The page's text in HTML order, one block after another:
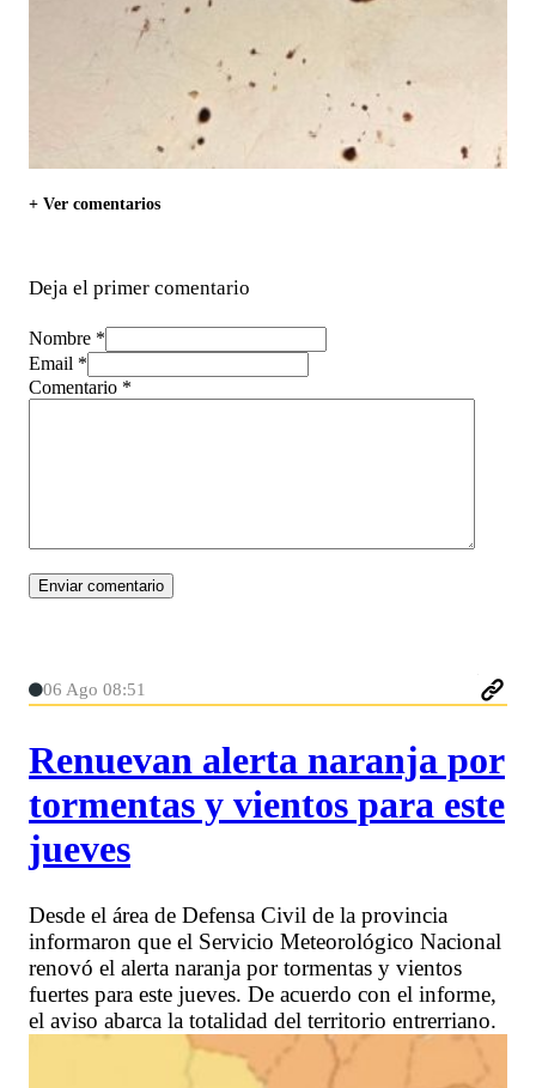
+ Ver comentarios
Deja el primer comentario
Nombre *
Email *
Comentario *
06 Ago 08:51
Renuevan alerta naranja por
tormentas y vientos para este
jueves
Desde el área de Defensa Civil de la provincia
informaron que el Servicio Meteorológico Nacional
renovó el alerta naranja por tormentas y vientos
fuertes para este jueves. De acuerdo con el informe,
el aviso abarca la totalidad del territorio entrerriano.